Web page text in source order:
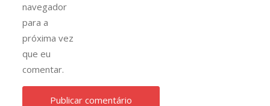
navegador
para a
próxima vez
que eu
comentar.